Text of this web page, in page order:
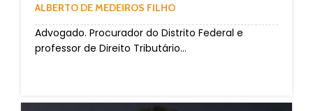
ALBERTO DE MEDEIROS FILHO
Advogado. Procurador do Distrito Federal e
professor de Direito Tributário...